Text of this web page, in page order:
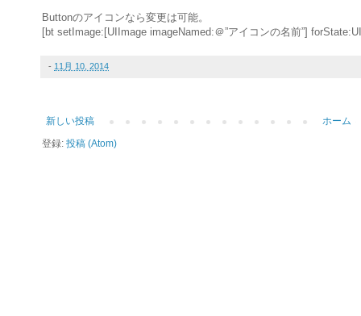
Buttonのアイコンなら変更は可能。
[bt setImage:[UIImage imageNamed:＠”アイコンの名前”] forState:
- 11月 10, 2014
新しい投稿
ホーム
登録: 投稿 (Atom)